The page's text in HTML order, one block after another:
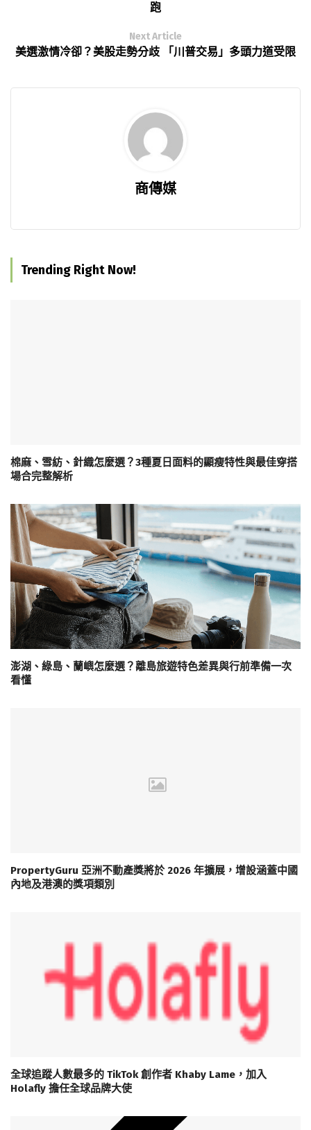
跑
Next Article
美選激情冷卻？美股走勢分歧 「川普交易」多頭力道受限
商傳媒
Trending Right Now!
棉麻、雪紡、針織怎麼選？3種夏日面料的顯瘦特性與最佳穿搭
場合完整解析
澎湖、綠島、蘭嶼怎麼選？離島旅遊特色差異與行前準備一次
看懂
PropertyGuru 亞洲不動產獎將於 2026 年擴展，增設涵蓋中國
內地及港澳的獎項類別
全球追蹤人數最多的 TikTok 創作者 Khaby Lame，加入
Holafly 擔任全球品牌大使